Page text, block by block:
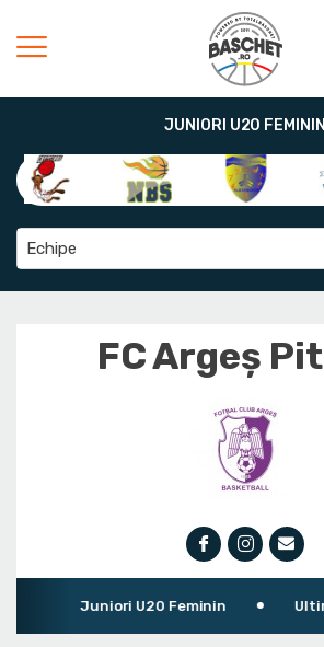
JUNIORI U20 FEMININ
Echipe
FC Argeș
Juniori U20 Feminin Ultimul